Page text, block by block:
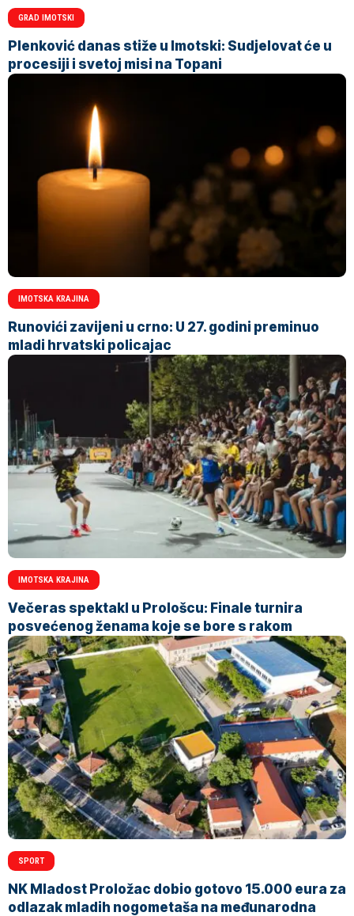
GRAD IMOTSKI
Plenković danas stiže u Imotski: Sudjelovat će u
procesiji i svetoj misi na Topani
IMOTSKA KRAJINA
Runovići zavijeni u crno: U 27. godini preminuo
mladi hrvatski policajac
IMOTSKA KRAJINA
Večeras spektakl u Prološcu: Finale turnira
posvećenog ženama koje se bore s rakom
SPORT
NK Mladost Proložac dobio gotovo 15.000 eura za
odlazak mladih nogometaša na međunarodna